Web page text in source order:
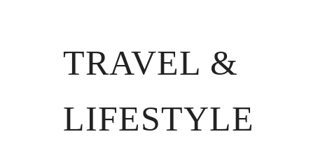
TRAVEL &
LIFESTYLE